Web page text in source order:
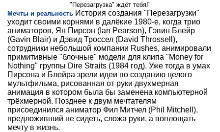
"Перезагрузка" ждёт тебя!"
Мечты и реальность История создания "Перезагрузки"
уходит своими корнями в далёкие 1980-е, когда трио
аниматоров, Ян Пирсон (Ian Pearson), Гэвин Блейр
(Gavin Blair) и Дэвид Троссел (David Throssell),
сотрудники небольшой компании Rushes, анимировали
примитивные "блочные" модели для клипа "Money for
Nothing" группы Dire Straits (1984 год). Уже тогда в умах
Пирсона и Блейра зрели идеи по созданию целого
мультфильма, рисованная от руки двухмерная
анимация в котором была бы заменена компьютерной
трёхмерной. Позднее к двум мечтателям
присоединился аниматор Фил Митчел (Phil Mitchell),
предложивший не сидеть, сложа руки, а воплощать
мечту в жизнь.